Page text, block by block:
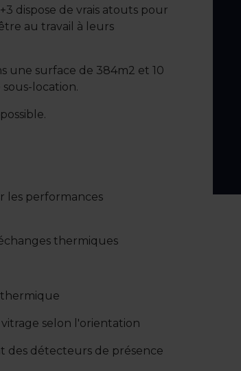
dispose de vrais atouts pour
au travail à leurs
une surface de 384m2 et 10
location.
les performances
thermiques
selon l'orientation
des détecteurs de présence